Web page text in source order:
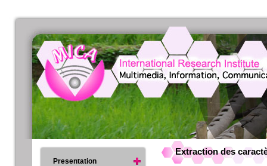
Extraction des
Presentation